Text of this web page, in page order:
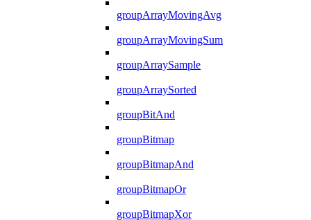
groupArrayMovingAvg
groupArrayMovingSum
groupArraySample
groupArraySorted
groupBitAnd
groupBitmap
groupBitmapAnd
groupBitmapOr
groupBitmapXor